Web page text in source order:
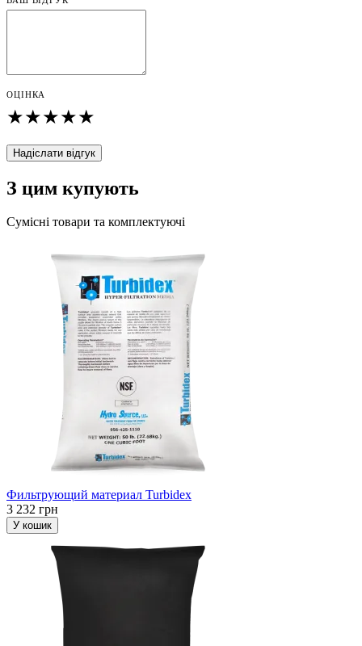
ОЦІНКА
★★★★★
Надіслати відгук
З цим купують
Сумісні товари та комплектуючі
Фильтрующий материал Turbidex
3 232 грн
У кошик